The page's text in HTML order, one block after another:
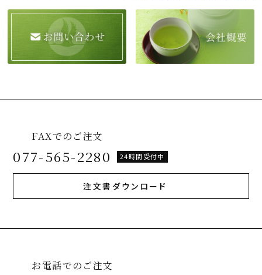
FAXでのご注文
077-565-2280 24時間受付中
注文書ダウンロード
お電話でのご注文